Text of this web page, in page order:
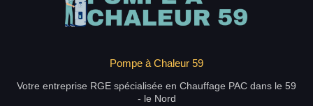
Pompe à Chaleur 59
Votre entreprise RGE spécialisée en Chauffage PAC dans le 59
- le Nord